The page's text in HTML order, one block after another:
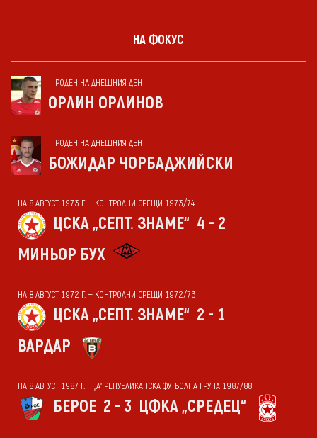
НА ФОКУС
РОДЕН НА ДНЕШНИЯ ДЕН
ОРЛИН ОРЛИНОВ
РОДЕН НА ДНЕШНИЯ ДЕН
БОЖИДАР ЧОРБАДЖИЙСКИ
НА 8 АВГУСТ 1973 Г. — КОНТРОЛНИ СРЕЩИ 1973/74
ЦСКА „СЕПТ. ЗНАМЕ“ 4 - 2
МИНЬОР БУХ
НА 8 АВГУСТ 1972 Г. — КОНТРОЛНИ СРЕЩИ 1972/73
ЦСКА „СЕПТ. ЗНАМЕ“ 2 - 1
ВАРДАР
НА 8 АВГУСТ 1987 Г. — „А“ РЕПУБЛИКАНСКА ФУТБОЛНА ГРУПА 1987/88
БЕРОЕ 2 - 3 ЦФКА „СРЕДЕЦ“